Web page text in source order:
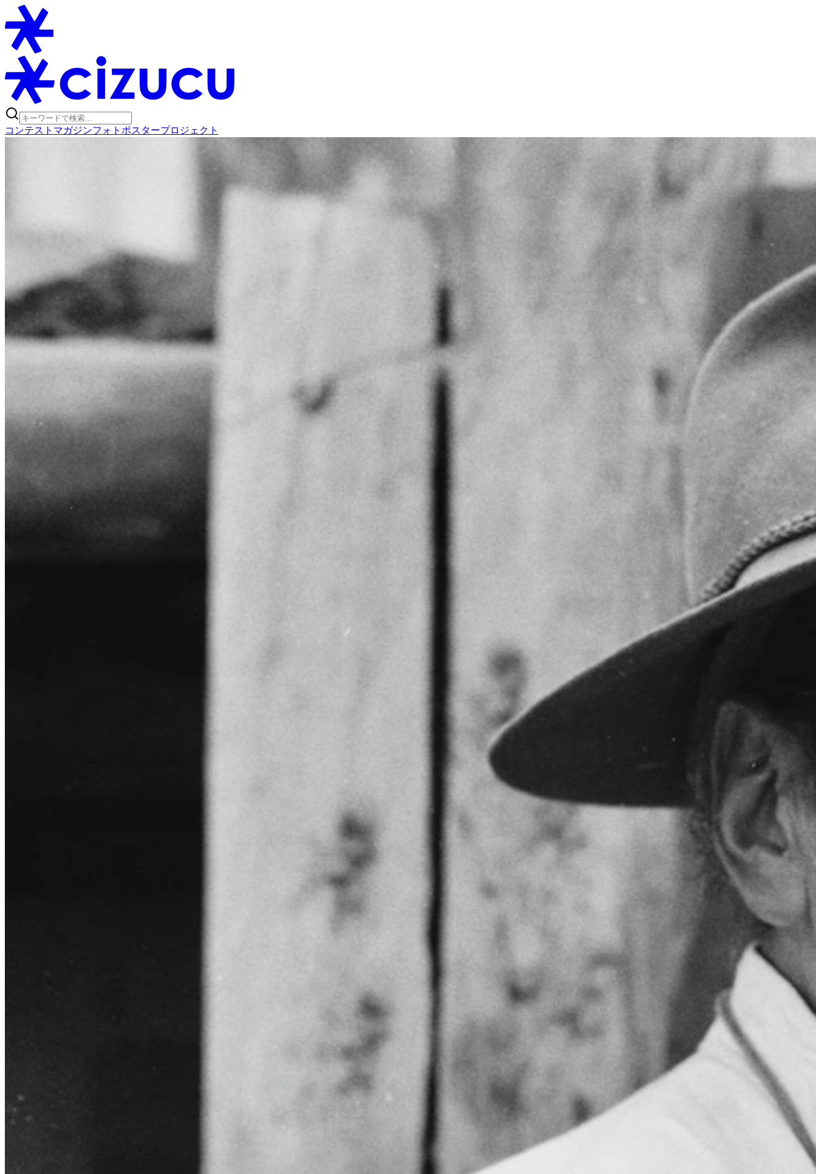
コンテスト マガジンフォトポスタープロジェクト